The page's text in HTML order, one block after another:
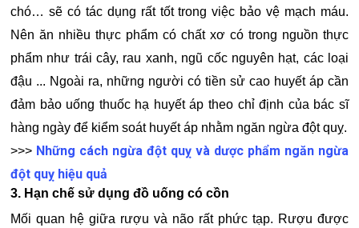
chó… sẽ có tác dụng rất tốt trong việc bảo vệ mạch máu.
Nên ăn nhiều thực phẩm có chất xơ có trong nguồn thực
phẩm như trái cây, rau xanh, ngũ cốc nguyên hạt, các loại
đậu ... Ngoài ra, những người có tiền sử cao huyết áp cần
đảm bảo uống thuốc hạ huyết áp theo chỉ định của bác sĩ
hàng ngày để kiểm soát huyết áp nhằm ngăn ngừa đột quỵ.
>>> Những cách ngừa đột quỵ và dược phẩm ngăn ngừa
đột quỵ hiệu quả
3. Hạn chế sử dụng đồ uống có cồn
Mối quan hệ giữa rượu và não rất phức tạp. Rượu được